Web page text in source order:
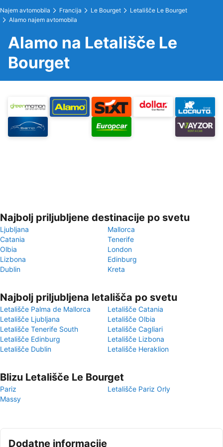
Najem avtomobila Francija Le Bourget
Letališče Le Bourget
Alamo najem avtomobila
Alamo na Letališče Le
Bourget
Najbolj priljubljene destinacije po svetu
Ljubljana
Mallorca
Catania
Tenerife
Olbia
London
Lizbona
Edinburg
Dublin
Kreta
Najbolj priljubljena letališča po svetu
Letališče Palma de Mallorca
Letališče Catania
Letališče Ljubljana
Letališče Olbia
Letališče Tenerife South
Letališče Cagliari
Letališče Edinburg
Letališče Lizbona
Letališče Dublin
Letališče Heraklion
Blizu Letališče Le Bourget
Pariz
Letališče Pariz Orly
Massy
Dodatne informacije